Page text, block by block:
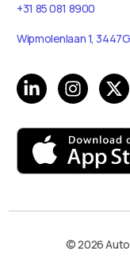
+31 85 081 8900
Wipmolenlaan 1,
© 2026